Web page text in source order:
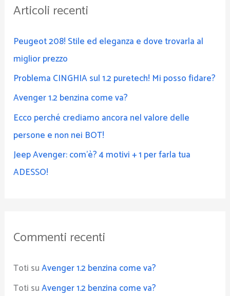
a
Articoli recenti
Peugeot 208! Stile ed eleganza e dove trovarla al
miglior prezzo
Problema CINGHIA sul 1.2 puretech! Mi posso fidare?
Avenger 1.2 benzina come va?
Ecco perché crediamo ancora nel valore delle
persone e non nei BOT!
Jeep Avenger: com’è? 4 motivi + 1 per farla tua
ADESSO!
Commenti recenti
Toti suAvenger 1.2 benzina come va?
Toti suAvenger 1.2 benzina come va?